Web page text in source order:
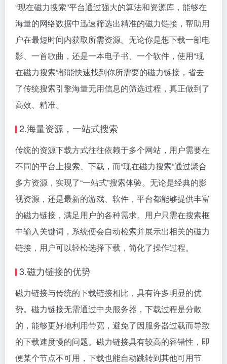
“现在磁力搜索”平台通过强大的算法和资源库，能够在
海量的网络数据中迅速筛选出精准的磁力链接，帮助用
户在最短时间内获取所需资源。无论你是想下载一部电
影、一首歌曲，还是一本电子书、一个软件，使用“现
在磁力搜索”都能快速找到你所需要的磁力链接，省去
了传统搜索引擎海量无用信息的筛选过程，真正做到了
高效、精准。
2.海量资源，一站式搜索
传统的资源下载方式往往依赖于多个网站，用户需要在
不同的平台上搜索、下载，而“现在磁力搜索”通过聚合
多方资源，实现了“一站式”搜索体验。无论是经典的影
视资源，还是最新的游戏、软件，平台都能够提供丰富
的磁力链接，满足用户的各种需求。用户只需在搜索框
中输入关键词，系统便会自动检索并展示出相关的磁力
链接，用户可以轻松选择下载，简化了操作过程。
3.磁力链接的优势
磁力链接与传统的下载链接相比，具有许多明显的优
势。磁力链接无需通过中央服务器，下载过程是分散
的，能够更好地利用带宽，避免了因服务器过载而导致
的下载速度慢的问题。磁力链接具有较高的容错性，即
便某个节点不可用，下载也能自动跳转到其他可用节